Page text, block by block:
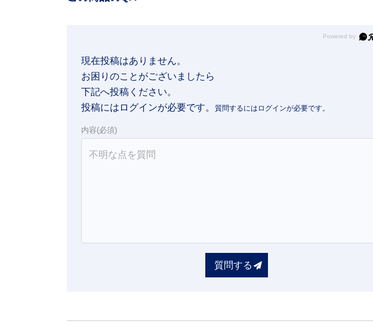
Powered by
現在投稿はありません。
お困りのことがございましたら
下記へ投稿ください。
投稿にはログインが必要です。
内容(必須)
質問する